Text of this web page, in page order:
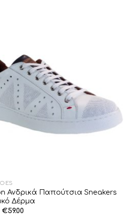
Ανδρικά Παπούτσια Sneakers
Δέρμα
Original
€59.00Η